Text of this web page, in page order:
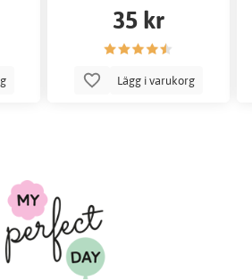
35 kr
Lägg i varukorg